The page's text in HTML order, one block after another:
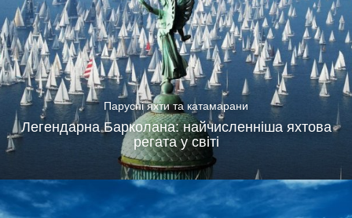
Парусні яхти та катамарани
Легендарна Барколана: найчисленніша яхтова
регата у світі